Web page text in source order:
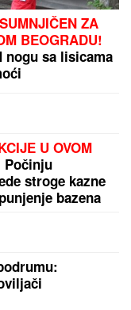
ZA
BEOGRADU!
nogu sa lisicama
U OVOM
Počinju
stroge kazne
bazena